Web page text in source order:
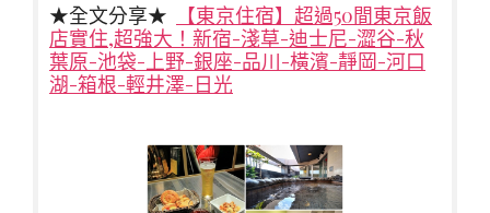
★全文分享★
【東京住宿】超過50間東京飯
店實住,超強大！新宿-淺草-迪士尼-澀谷-秋
葉原-池袋-上野-銀座-品川-橫濱-靜岡-河口
湖-箱根-輕井澤-日光